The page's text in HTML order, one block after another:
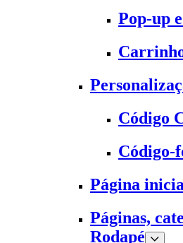
Pop-up
Código
Código-
Página
Páginas,
Rodapé